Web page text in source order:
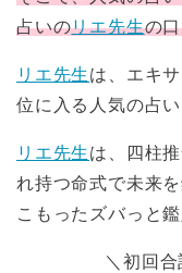
占いのリエ先生の
リエ先生は、エキ
位に入る人気の占い
リエ先生は、四柱
れ持つ命式で未来
こもったズバっと
＼初回